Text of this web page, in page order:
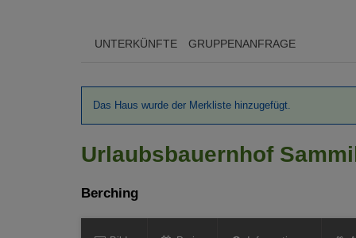
UNTERKÜNFTE GRUPPENANFRAGE
Das Haus wurde der Merkliste hinzugefügt.
Urlaubsbauernhof
Berching